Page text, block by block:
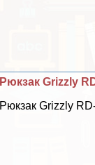
Рюкзак Grizzly
Рюкзак Grizzly